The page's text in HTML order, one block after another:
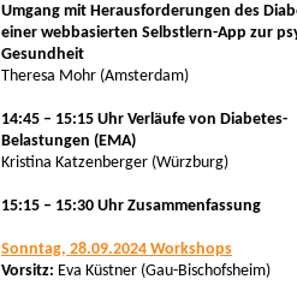
Umgang mit Herausforderungen des
einer webbasierten Selbstlern-App zur
Gesundheit
Theresa Mohr (Amsterdam)
14:45 – 15:15 Uhr Verläufe von Diabetes-
Belastungen (EMA)
Kristina Katzenberger (Würzburg)
15:15 – 15:30 Uhr Zusammenfassung
Sonntag, 28.09.2024 Workshops
Vorsitz: Eva Küstner (Gau-Bischofsheim)